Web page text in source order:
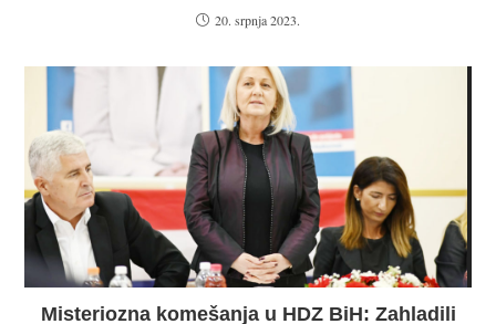
20. srpnja 2023.
Misteriozna komešanja u HDZ BiH: Zahladili